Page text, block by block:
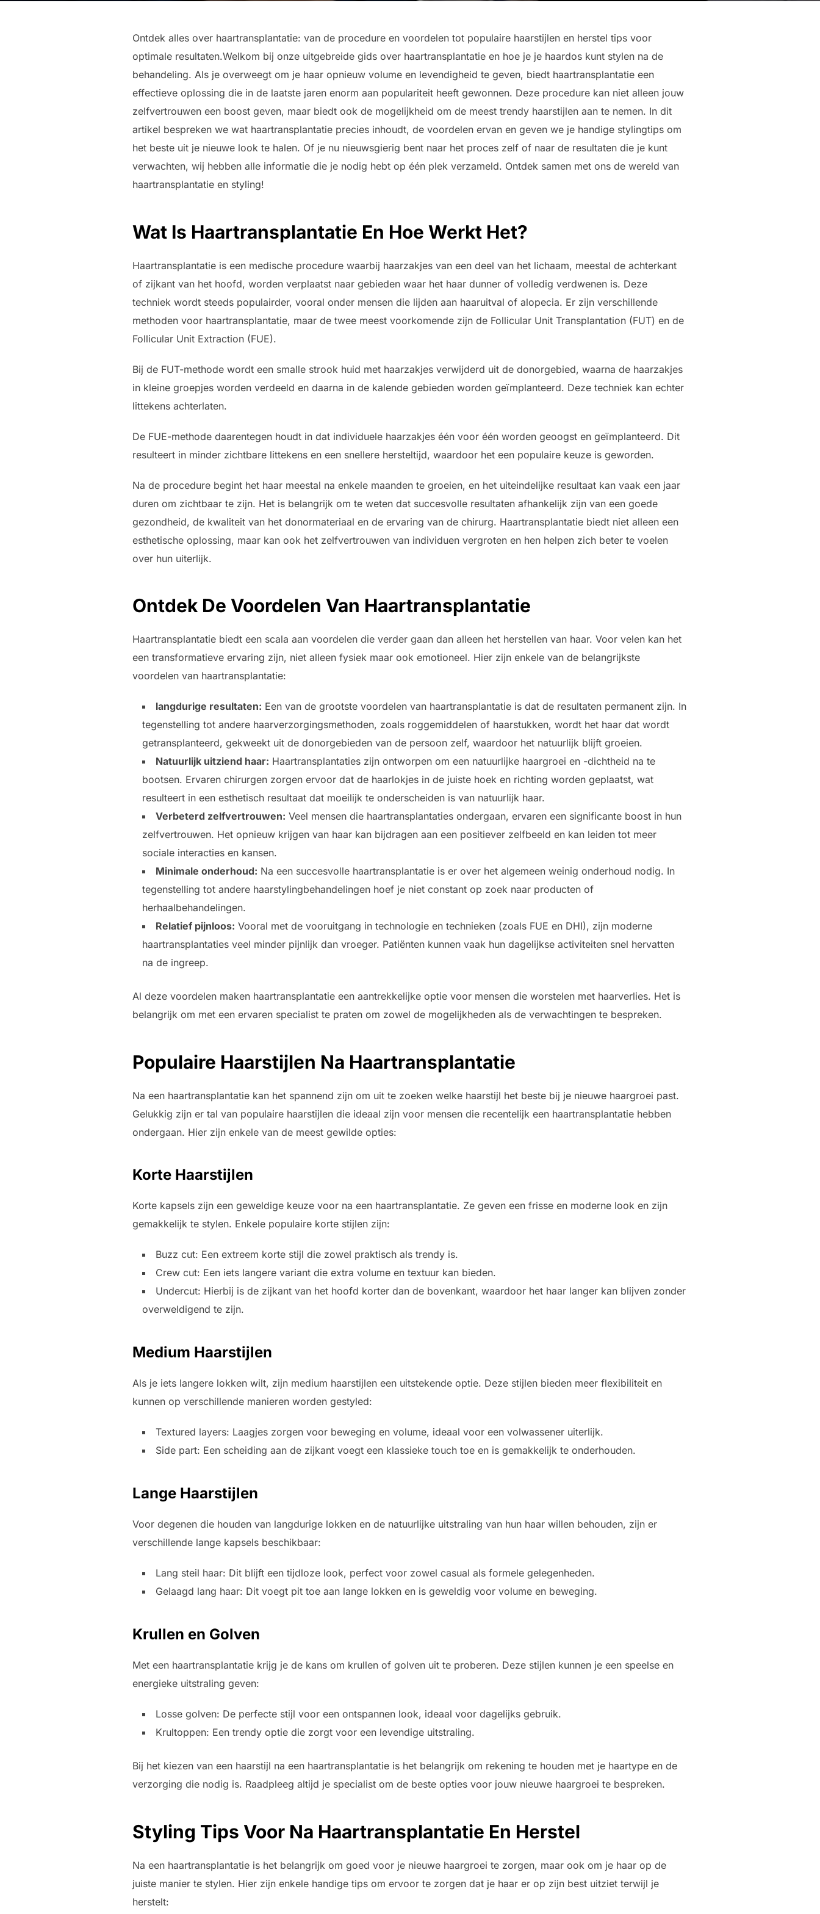
Ontdek alles over haartransplantatie: van de procedure en voordelen tot populaire haarstijlen en herstel tips voor
optimale resultaten.Welkom bij onze uitgebreide gids over haartransplantatie en hoe je je haardos kunt stylen na de
behandeling. Als je overweegt om je haar opnieuw volume en levendigheid te geven, biedt haartransplantatie een
effectieve oplossing die in de laatste jaren enorm aan populariteit heeft gewonnen. Deze procedure kan niet alleen jouw
zelfvertrouwen een boost geven, maar biedt ook de mogelijkheid om de meest trendy haarstijlen aan te nemen. In dit
artikel bespreken we wat haartransplantatie precies inhoudt, de voordelen ervan en geven we je handige stylingtips om
het beste uit je nieuwe look te halen. Of je nu nieuwsgierig bent naar het proces zelf of naar de resultaten die je kunt
verwachten, wij hebben alle informatie die je nodig hebt op één plek verzameld. Ontdek samen met ons de wereld van
haartransplantatie en styling!
Wat Is Haartransplantatie En Hoe Werkt Het?
Haartransplantatie is een medische procedure waarbij haarzakjes van een deel van het lichaam, meestal de achterkant
of zijkant van het hoofd, worden verplaatst naar gebieden waar het haar dunner of volledig verdwenen is. Deze
techniek wordt steeds populairder, vooral onder mensen die lijden aan haaruitval of alopecia. Er zijn verschillende
methoden voor haartransplantatie, maar de twee meest voorkomende zijn de Follicular Unit Transplantation (FUT) en de
Follicular Unit Extraction (FUE).
Bij de FUT-methode wordt een smalle strook huid met haarzakjes verwijderd uit de donorgebied, waarna de haarzakjes
in kleine groepjes worden verdeeld en daarna in de kalende gebieden worden geïmplanteerd. Deze techniek kan echter
littekens achterlaten.
De FUE-methode daarentegen houdt in dat individuele haarzakjes één voor één worden geoogst en geïmplanteerd. Dit
resulteert in minder zichtbare littekens en een snellere hersteltijd, waardoor het een populaire keuze is geworden.
Na de procedure begint het haar meestal na enkele maanden te groeien, en het uiteindelijke resultaat kan vaak een jaar
duren om zichtbaar te zijn. Het is belangrijk om te weten dat succesvolle resultaten afhankelijk zijn van een goede
gezondheid, de kwaliteit van het donormateriaal en de ervaring van de chirurg. Haartransplantatie biedt niet alleen een
esthetische oplossing, maar kan ook het zelfvertrouwen van individuen vergroten en hen helpen zich beter te voelen
over hun uiterlijk.
Ontdek De Voordelen Van Haartransplantatie
Haartransplantatie biedt een scala aan voordelen die verder gaan dan alleen het herstellen van haar. Voor velen kan het
een transformatieve ervaring zijn, niet alleen fysiek maar ook emotioneel. Hier zijn enkele van de belangrijkste
voordelen van haartransplantatie:
langdurige resultaten: Een van de grootste voordelen van haartransplantatie is dat de resultaten permanent zijn. In
tegenstelling tot andere haarverzorgingsmethoden, zoals roggemiddelen of haarstukken, wordt het haar dat wordt
getransplanteerd, gekweekt uit de donorgebieden van de persoon zelf, waardoor het natuurlijk blijft groeien.
Natuurlijk uitziend haar: Haartransplantaties zijn ontworpen om een natuurlijke haargroei en -dichtheid na te
bootsen. Ervaren chirurgen zorgen ervoor dat de haarlokjes in de juiste hoek en richting worden geplaatst, wat
resulteert in een esthetisch resultaat dat moeilijk te onderscheiden is van natuurlijk haar.
Verbeterd zelfvertrouwen: Veel mensen die haartransplantaties ondergaan, ervaren een significante boost in hun
zelfvertrouwen. Het opnieuw krijgen van haar kan bijdragen aan een positiever zelfbeeld en kan leiden tot meer
sociale interacties en kansen.
Minimale onderhoud: Na een succesvolle haartransplantatie is er over het algemeen weinig onderhoud nodig. In
tegenstelling tot andere haarstylingbehandelingen hoef je niet constant op zoek naar producten of
herhaalbehandelingen.
Relatief pijnloos: Vooral met de vooruitgang in technologie en technieken (zoals FUE en DHI), zijn moderne
haartransplantaties veel minder pijnlijk dan vroeger. Patiënten kunnen vaak hun dagelijkse activiteiten snel hervatten
na de ingreep.
Al deze voordelen maken haartransplantatie een aantrekkelijke optie voor mensen die worstelen met haarverlies. Het is
belangrijk om met een ervaren specialist te praten om zowel de mogelijkheden als de verwachtingen te bespreken.
Populaire Haarstijlen Na Haartransplantatie
Na een haartransplantatie kan het spannend zijn om uit te zoeken welke haarstijl het beste bij je nieuwe haargroei past.
Gelukkig zijn er tal van populaire haarstijlen die ideaal zijn voor mensen die recentelijk een haartransplantatie hebben
ondergaan. Hier zijn enkele van de meest gewilde opties:
Korte Haarstijlen
Korte kapsels zijn een geweldige keuze voor na een haartransplantatie. Ze geven een frisse en moderne look en zijn
gemakkelijk te stylen. Enkele populaire korte stijlen zijn:
Buzz cut: Een extreem korte stijl die zowel praktisch als trendy is.
Crew cut: Een iets langere variant die extra volume en textuur kan bieden.
Undercut: Hierbij is de zijkant van het hoofd korter dan de bovenkant, waardoor het haar langer kan blijven zonder
overweldigend te zijn.
Medium Haarstijlen
Als je iets langere lokken wilt, zijn medium haarstijlen een uitstekende optie. Deze stijlen bieden meer flexibiliteit en
kunnen op verschillende manieren worden gestyled:
Textured layers: Laagjes zorgen voor beweging en volume, ideaal voor een volwassener uiterlijk.
Side part: Een scheiding aan de zijkant voegt een klassieke touch toe en is gemakkelijk te onderhouden.
Lange Haarstijlen
Voor degenen die houden van langdurige lokken en de natuurlijke uitstraling van hun haar willen behouden, zijn er
verschillende lange kapsels beschikbaar:
Lang steil haar: Dit blijft een tijdloze look, perfect voor zowel casual als formele gelegenheden.
Gelaagd lang haar: Dit voegt pit toe aan lange lokken en is geweldig voor volume en beweging.
Krullen en Golven
Met een haartransplantatie krijg je de kans om krullen of golven uit te proberen. Deze stijlen kunnen je een speelse en
energieke uitstraling geven:
Losse golven: De perfecte stijl voor een ontspannen look, ideaal voor dagelijks gebruik.
Krultoppen: Een trendy optie die zorgt voor een levendige uitstraling.
Bij het kiezen van een haarstijl na een haartransplantatie is het belangrijk om rekening te houden met je haartype en de
verzorging die nodig is. Raadpleeg altijd je specialist om de beste opties voor jouw nieuwe haargroei te bespreken.
Styling Tips Voor Na Haartransplantatie En Herstel
Na een haartransplantatie is het belangrijk om goed voor je nieuwe haargroei te zorgen, maar ook om je haar op de
juiste manier te stylen. Hier zijn enkele handige tips om ervoor te zorgen dat je haar er op zijn best uitziet terwijl je
herstelt: